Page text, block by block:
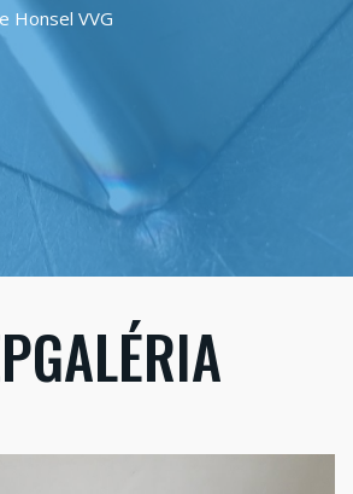
Honsel VVG